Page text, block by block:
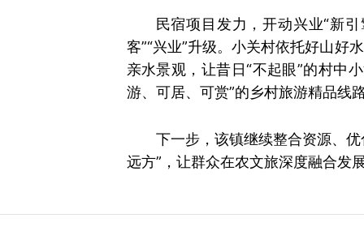
民宿项目发力，开动兴业“新
客”“兴业”升级。小关村依托好山好
亲水景观，让昔日“不起眼”的村中
游、可居、可赏”的乡村旅游精品线
下一步，该镇继续整合资源、
远方”，让群众在农文旅深度融合